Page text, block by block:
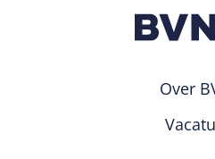
Over